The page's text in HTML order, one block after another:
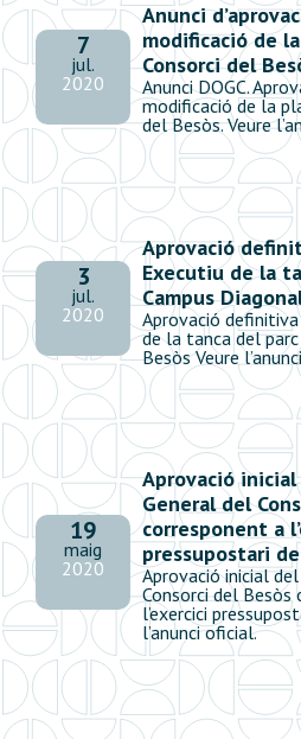
7
jul.
2020
Anunci
modificació de
Consorci del
Anunci DOGC.
modificació de la
del Besòs. Veure
3
jul.
2020
Aprovació
Executiu de la
Campus
Aprovació
de la tanca del
Besòs Veure
19
maig
2020
Aprovació
General del
corresponent a
pressupostari
Aprovació inicial
Consorci del Besòs
l’exercici
l’anunci oficial.